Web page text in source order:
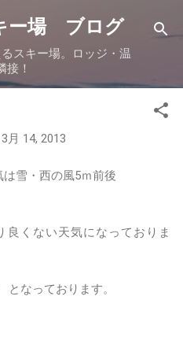
コンテンツに移動
ー場 ブログ
スキー場。ロッジ・温
接！
3月 14, 2013
雪・西の風5ｍ前後
くない天気になっておりま
なっております。